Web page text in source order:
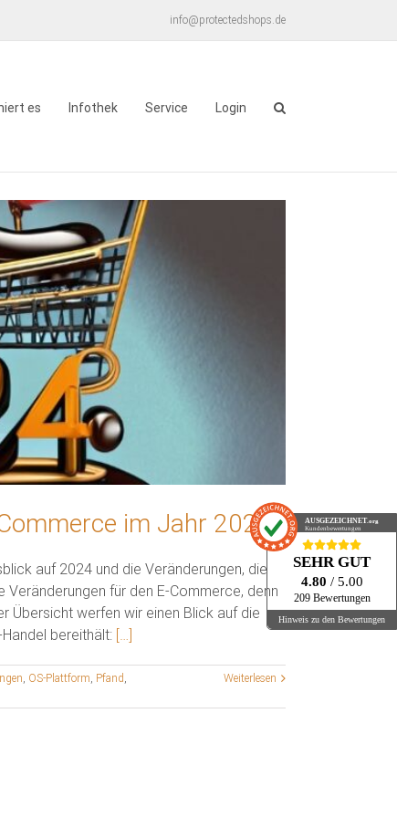
info@protectedshops.de
es Infothek Service Login
im Jahr 2024.
auf 2024 und die Veränderungen, die
für den E-Commerce, denn
Übersicht werfen wir einen Blick auf die
bereithält: […]
, OS-Plattform, Pfand,
Weiterlesen
AUSGEZEICHNET.org
Kundenbewertungen
SEHR GUT
4.80 / 5.00
209 Bewertungen
Hinweis zu den Bewertungen